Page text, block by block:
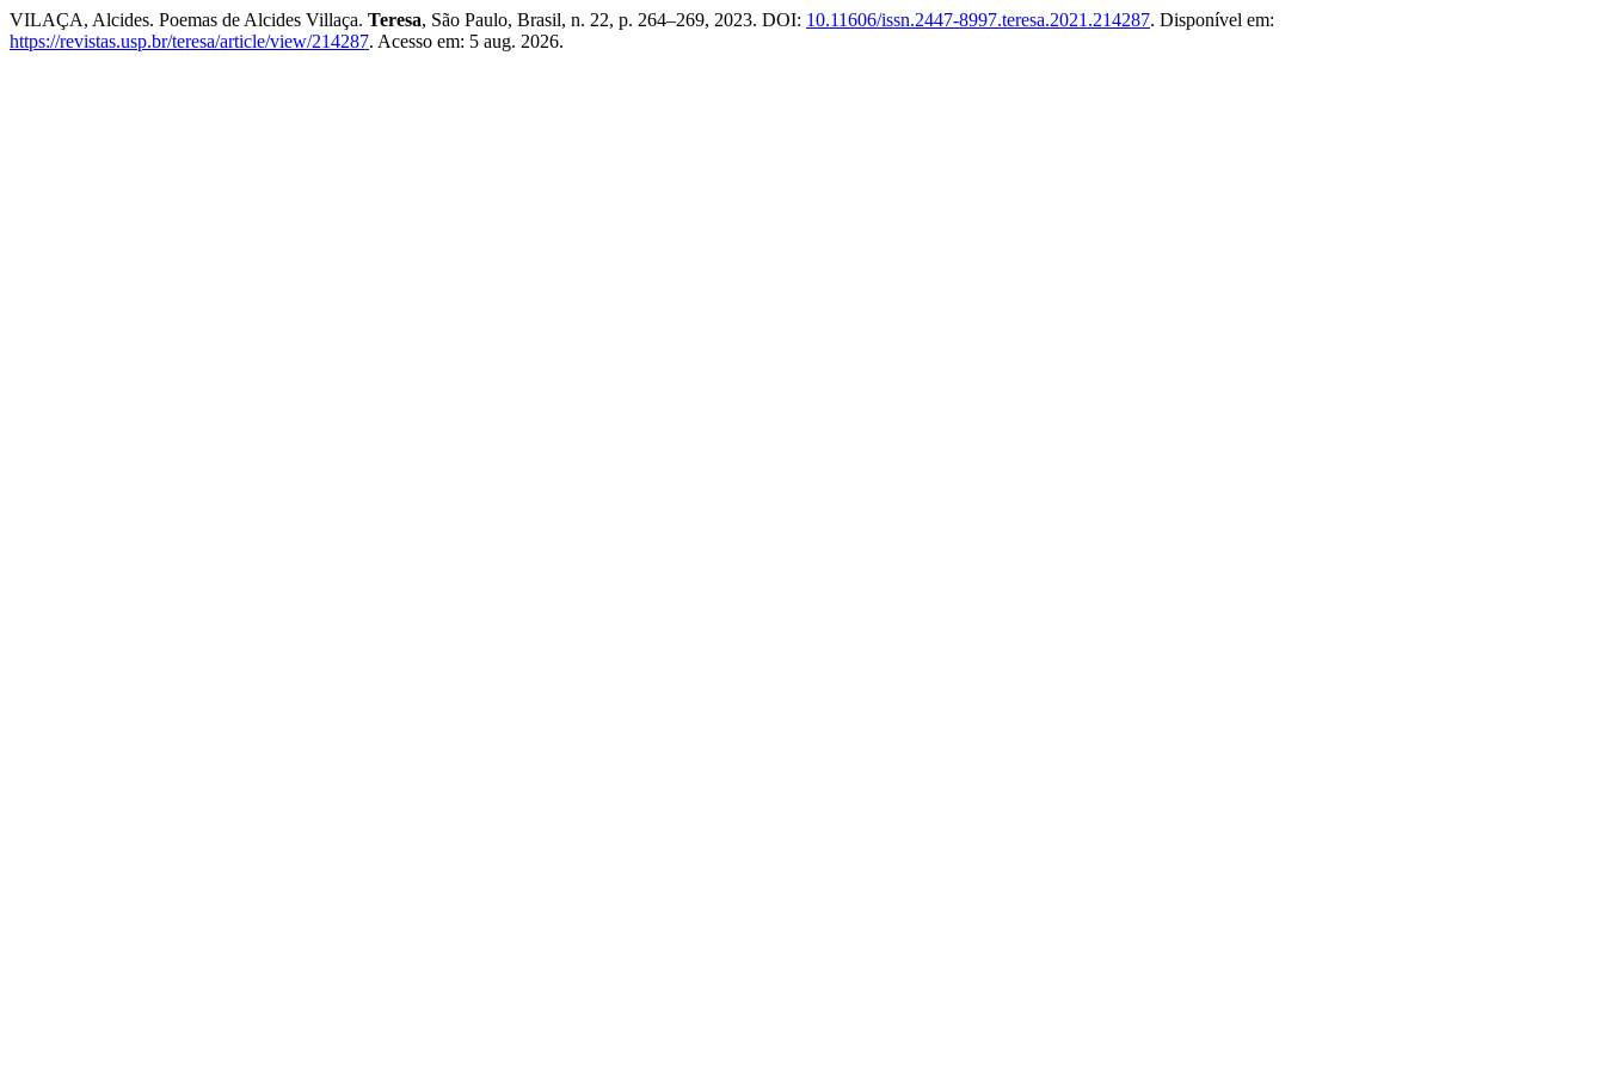
VILAÇA, Alcides. Poemas de Alcides Villaça. Teresa, São Paulo, Brasil, n. 22, p. 264–269, 2023. DOI: 10.11606/issn.2447-8997.teresa.2021.214287. Disponível em:
https://revistas.usp.br/teresa/article/view/214287. Acesso em: 5 aug. 2026.